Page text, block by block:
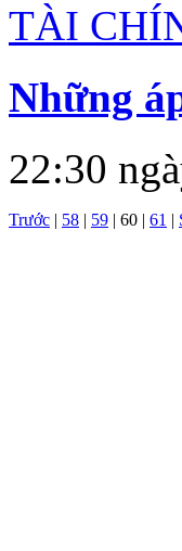
TÀI
Những
22:30
Trước | 58 | 59 | 60 | 61 |